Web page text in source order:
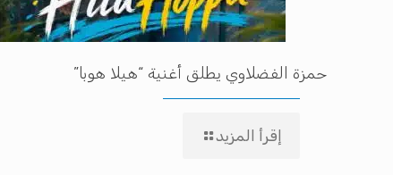
حمزة الفضلاوي يطلق أغنية “هيلا هوبا”
إقرأ المزيد